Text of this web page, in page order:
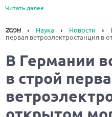
Читать далее
Наука Новости
первая ветроэлектростанция в
В Германии
в строй